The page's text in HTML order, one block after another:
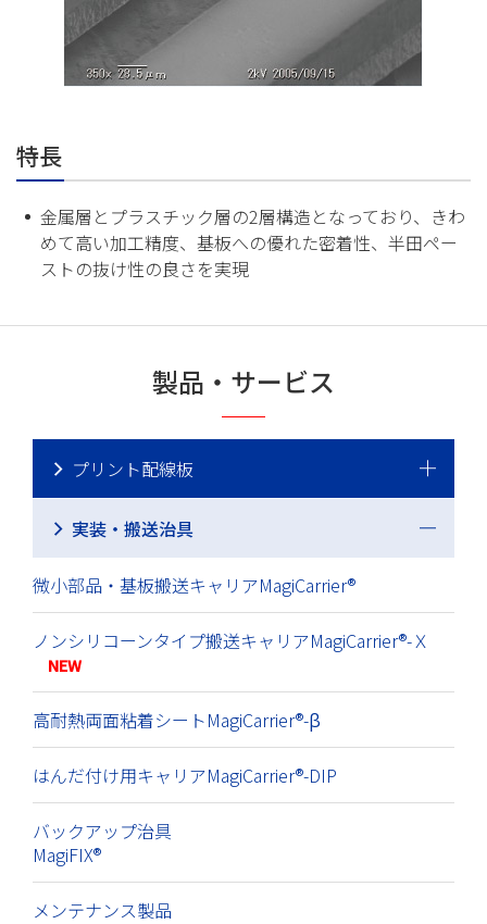
特長
金属層とプラスチック層の2層構造となっており、きわ
めて高い加工精度、基板への優れた密着性、半田ペー
ストの抜け性の良さを実現
製品・サービス
プリント配線板
実装・搬送治具
微小部品・基板搬送キャリアMagiCarrier®
ノンシリコーンタイプ搬送キャリアMagiCarrier®-Ｘ
NEW
高耐熱両面粘着シートMagiCarrier®-β
はんだ付け用キャリアMagiCarrier®-DIP
バックアップ治具
MagiFIX®
メンテナンス製品